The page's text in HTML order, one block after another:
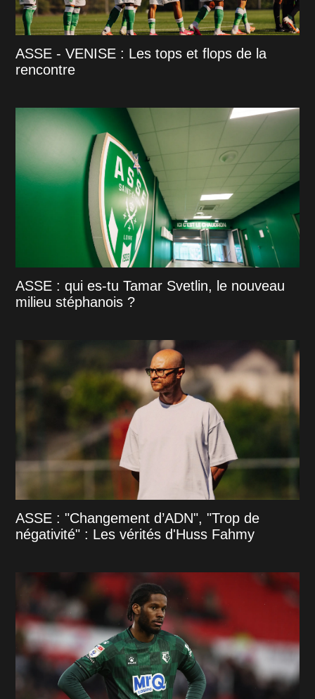
ASSE - VENISE : Les tops et flops de la
rencontre
ASSE : qui es-tu Tamar Svetlin, le nouveau
milieu stéphanois ?
ASSE : "Changement d’ADN", "Trop de
négativité" : Les vérités d'Huss Fahmy